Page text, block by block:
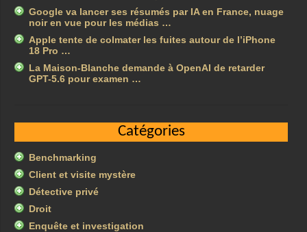
Google va lancer ses résumés par IA en France, nuage
noir en vue pour les médias …
Apple tente de colmater les fuites autour de l’iPhone
18 Pro …
La Maison-Blanche demande à OpenAI de retarder
GPT-5.6 pour examen …
Catégories
Benchmarking
Client et visite mystère
Détective privé
Droit
Enquête et investigation